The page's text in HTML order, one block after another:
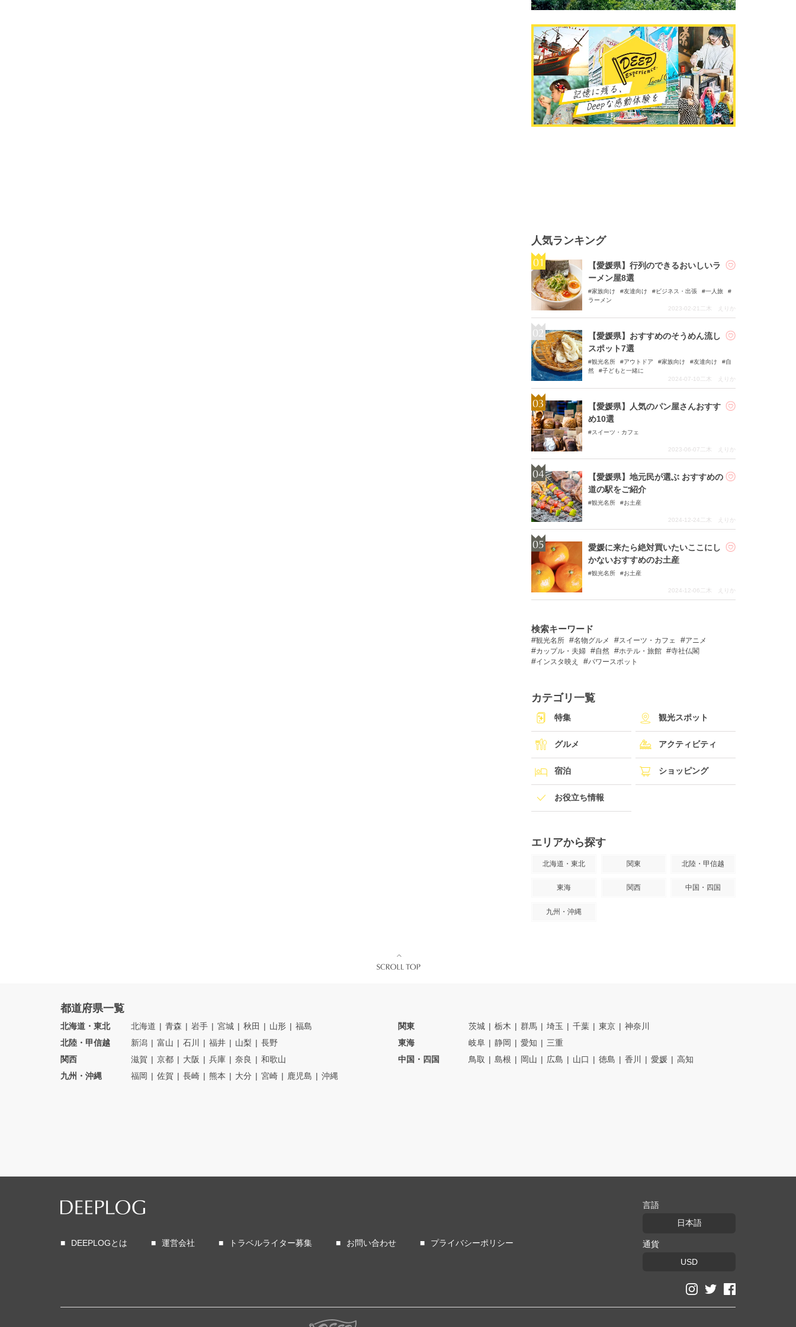
人気ランキング
【愛媛県】行列のできるおいしいラ
ーメン屋8選
家族向け 友達向け ビジネス・出張
一人旅
ラーメン
2023-02-21
二木 えりか
【愛媛県】おすすめのそうめん流し
スポット7選
観光名所 アウトドア 家族向け 友達向け
自
然
子どもと一緒に
2024-07-10 二木 えりか
【愛媛県】人気のパン屋さんおすす
め10選
スイーツ・カフェ
2023-06-07 二木 えりか
【愛媛県】地元民が選ぶ おすすめの
道の駅をご紹介
観光名所 お土産
2024-12-24 二木 えりか
愛媛に来たら絶対買いたいここにし
かないおすすめのお土産
観光名所 お土産
2024-12-06 二木 えりか
検索キーワード
観光名所 名物グルメ スイーツ・カフェ
アニメ
カップル・夫婦
自然 ホテル・旅館
寺社仏閣
インスタ映え
パワースポット
カテゴリ一覧
特集 観光スポット
グルメ アクティビティ
宿泊 ショッピング
お役立ち情報
エリアから探す
北海道・東北 関東 北陸・甲信越
東海 関西 中国・四国
九州・沖縄
都道府県一覧
北海道・東北 北海道 青森 岩手 宮城 秋田 山形 福島 関東 茨城 栃木 群馬 埼玉 千葉 東京
神奈川
北陸・甲信越
新潟 富山 石川 福井 山梨 長野 東海 岐阜 静岡 愛知
三重
関西
滋賀 京都 大阪 兵庫 奈良 和歌山 中国・四国 鳥取 島根 岡山 広島 山口 徳島 香川 愛媛
高知
九州・沖縄
福岡 佐賀 長崎 熊本 大分 宮崎 鹿児島 沖縄
DEEPLOGとは 運営会社 トラベルライター募集 お問い合わせ プライバシーポリシー
言語
日本語
通貨
USD